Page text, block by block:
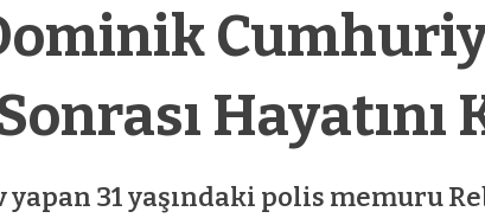
Hayatını
31 yaşındaki polis memuru